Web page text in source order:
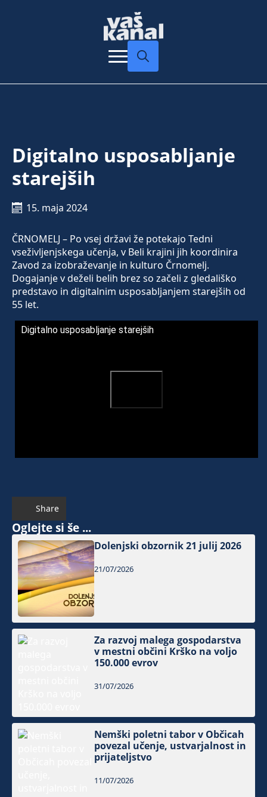
Digitalno usposabljanje
starejših
15. maja 2024
ČRNOMELJ – Po vsej državi že potekajo Tedni
vseživljenjskega učenja, v Beli krajini jih koordinira
Zavod za izobraževanje in kulturo Črnomelj.
Dogajanje v deželi belih brez so začeli z gledališko
predstavo in digitalnim usposabljanjem starejših od
55 let.
Digitalno usposabljanje starejših
Share
Oglejte si še ...
Dolenjski obzornik 21 julij 2026
21/07/2026
Za razvoj malega gospodarstva
v mestni občini Krško na voljo
150.000 evrov
31/07/2026
Nemški poletni tabor v Občicah
povezal učenje, ustvarjalnost in
prijateljstvo
11/07/2026